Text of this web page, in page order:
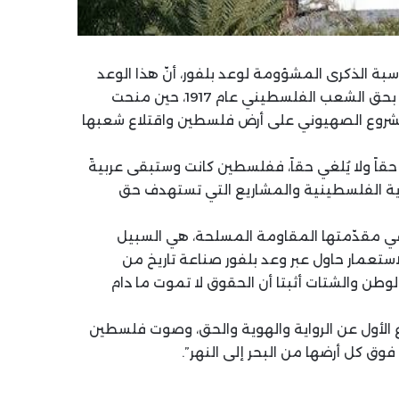
الذكرى المشؤومة لوعد بلفور، أنّ هذا الوعد
“شكّل واحدة من أبشع الجرائم التاريخية التي ارتكبتها بريطانيا بحق الشعب الفلسطيني عام 1917، حين منحت
الصهيوني على أرض فلسطين واقتلاع شعبها
ولا يُلغي حقاً، ففلسطين كانت وستبقى عربيةً
الفلسطينية والمشاريع التي تستهدف حق
مقدّمتها المقاومة المسلحة، هي السبيل
حاول عبر وعد بلفور صناعة تاريخ من
والشتات أثبتا أن الحقوق لا تموت ما دام
الأول عن الرواية والهوية والحق، وصوت فلسطين
كل أرضها من البحر إلى النهر”.